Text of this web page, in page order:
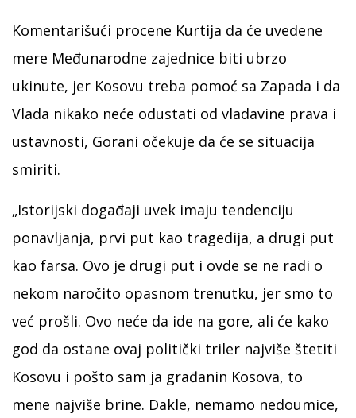
Komentarišući procene Kurtija da će uvedene
mere Međunarodne zajednice biti ubrzo
ukinute, jer Kosovu treba pomoć sa Zapada i da
Vlada nikako neće odustati od vladavine prava i
ustavnosti, Gorani očekuje da će se situacija
smiriti.
„Istorijski događaji uvek imaju tendenciju
ponavljanja, prvi put kao tragedija, a drugi put
kao farsa. Ovo je drugi put i ovde se ne radi o
nekom naročito opasnom trenutku, jer smo to
već prošli. Ovo neće da ide na gore, ali će kako
god da ostane ovaj politički triler najviše štetiti
Kosovu i pošto sam ja građanin Kosova, to
mene najviše brine. Dakle, nemamo nedoumice,